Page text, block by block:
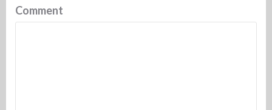
Comment